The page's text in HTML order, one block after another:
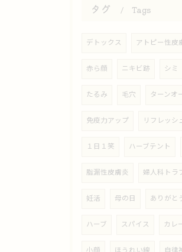
タグ Tags
デトックス アトピー性皮
赤ら顔 ニキビ跡 シミ
たるみ 毛穴 ターンオ
免疫力アップ リフレッシ
１日１笑 ハーブテント
脂漏性皮膚炎 婦人科トラ
妊活 母の日 ありがと
ハーブ スパイス カレ